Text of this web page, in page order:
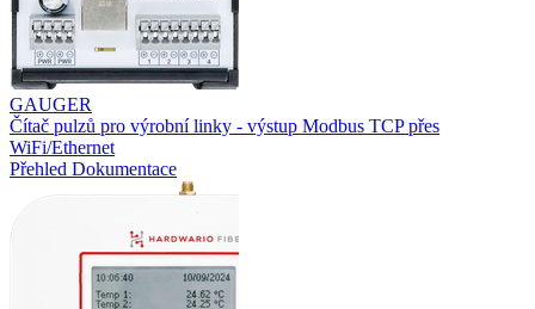
GAUGER
Čítač pulzů pro výrobní linky - výstup Modbus TCP přes
WiFi/Ethernet
Přehled Dokumentace